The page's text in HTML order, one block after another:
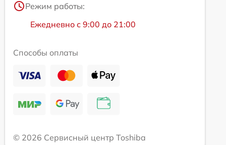
Режим работы:
Ежедневно с 9:00 до 21:00
Способы оплаты
© 2026 Сервисный центр Toshiba